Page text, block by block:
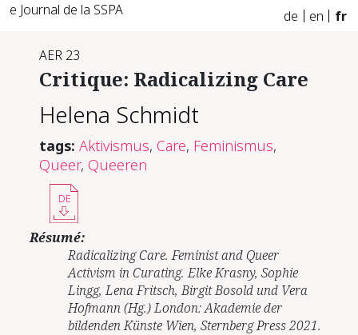
e Journal de la SSPA de en fr
AER 23
Critique: Radicalizing Care
Helena Schmidt
tags:Aktivismus, Care, Feminismus,
Queer, Queeren
DE
Résumé:
Radicalizing Care. Feminist and Queer
Activism in Curating. Elke Krasny, Sophie
Lingg, Lena Fritsch, Birgit Bosold und Vera
Hofmann (Hg.) London: Akademie der
bildenden Künste Wien, Sternberg Press 2021.